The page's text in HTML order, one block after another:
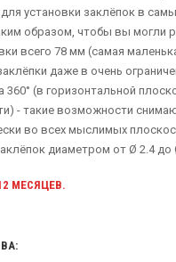
установки заклёпок в
образом, чтобы вы могли
всего 78 мм (самая
даже в очень
360° (в горизонтальной
- такие возможности
во всех мыслимых
диаметром от Ø 2.4 до
МЕСЯЦЕВ.